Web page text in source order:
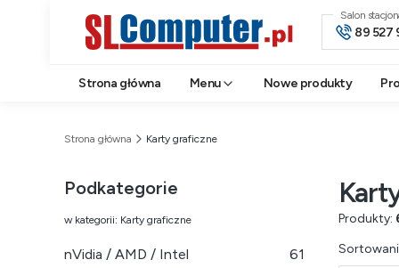
Salon
89 527
Strona główna Menu Nowe produkty
Strona główna Karty graficzne
Podkategorie
w kategorii: Karty graficzne
nVidia / AMD / Intel 61
Produkty:
Lista